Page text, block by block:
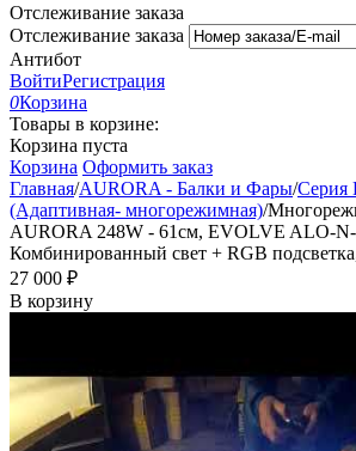
Отслеживание заказа
Отслеживание заказа
Антибот
ВойтиРегистрация
0Корзина
Товары в корзине:
Корзина пуста
Корзина Оформить заказ
Главная/AURORA - Балки и Фары/Серия
(Адаптивная- многорежимная)/
AURORA 248W - 61см, EVOLVE ALO-
Комбинированный свет + RGB
27 000 ₽
В корзину